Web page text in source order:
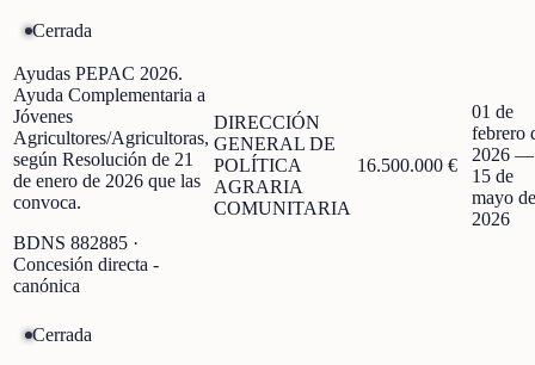
Cerrada
Ayudas PEPAC 2026.
Ayuda Complementaria a
Jóvenes
Agricultores/Agricultoras,
según Resolución de 21
de enero de 2026 que las
convoca.
BDNS 882885 ·
Concesión directa -
canónica
DIRECCIÓN
GENERAL DE
POLÍTICA
AGRARIA
COMUNITARIA
16.500.000 €
01 de
febrero
2026 —
15 de
mayo de
2026
Cerrada